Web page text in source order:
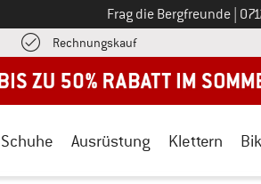
Frag die Bergfreunde
RechnungskaufFinde die Zahlungs-
Schuhe Ausrüstung Klettern